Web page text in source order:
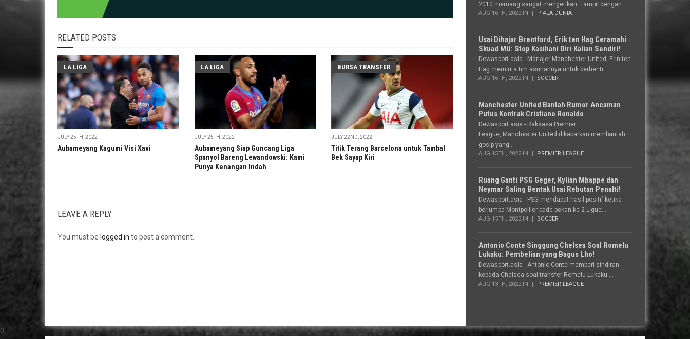
RELATED POSTS
LA LIGA
JULY 25TH, 2022
Aubameyang Kagumi Visi Xavi
LA LIGA
JULY 25TH, 2022
Aubameyang Siap Guncang Liga
Spanyol Bareng Lewandowski: Kami
Punya Kenangan Indah
BURSA TRANSFER
JULY 22ND, 2022
Titik Terang Barcelona untuk Tambal
Bek Sayap Kiri
LEAVE A REPLY
You must be logged in to post a comment.
2010 memang sangat mengerikan. Tampil dengan...
AUG 16TH, 2022 IN PIALA DUNIA
Usai Dihajar Brentford, Erik ten Hag Ceramahi
Skuad MU: Stop Kasihani Diri Kalian Sendiri!
Dewasport.asia - Manajer Manchester United, Erin ten
Hag meminta tim asuhannya untuk berhenti...
AUG 16TH, 2022 IN SOCCER
Manchester United Bantah Rumor Ancaman
Putus Kontrak Cristiano Ronaldo
Dewasport.asia - Raksasa Premier
League, Manchester United dikabarkan membantah
gosip yang...
AUG 15TH, 2022 IN PREMIER LEAGUE
Ruang Ganti PSG Geger, Kylian Mbappe dan
Neymar Saling Bentak Usai Rebutan Penalti!
Dewasport.asia - PSG mendapat hasil positif ketika
berjumpa Montpellier pada pekan ke-2 Ligue...
AUG 15TH, 2022 IN SOCCER
Antonio Conte Singgung Chelsea Soal Romelu
Lukaku: Pembelian yang Bagus Lho!
Dewasport.asia - Antonio Conte memberi sindiran
kepada Chelsea soal transfer Romelu Lukaku....
AUG 13TH, 2022 IN PREMIER LEAGUE
0